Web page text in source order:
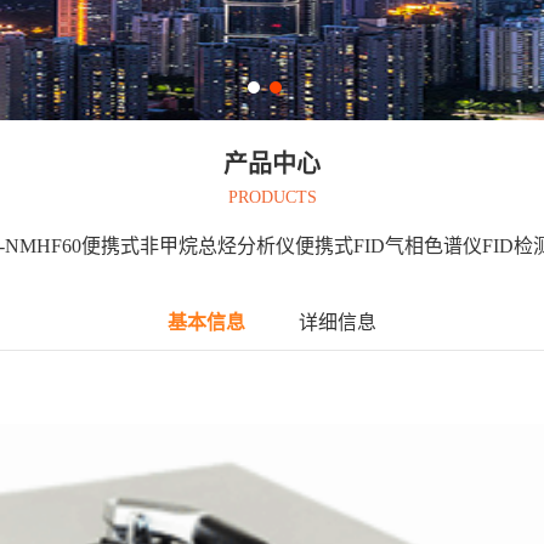
产品中心
PRODUCTS
便携式非甲烷总烃分析仪便携式FID气相色谱仪FID检
基本信息 详细信息